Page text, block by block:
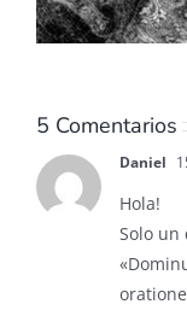
5 Comentarios
Daniel
Hola!
Solo un